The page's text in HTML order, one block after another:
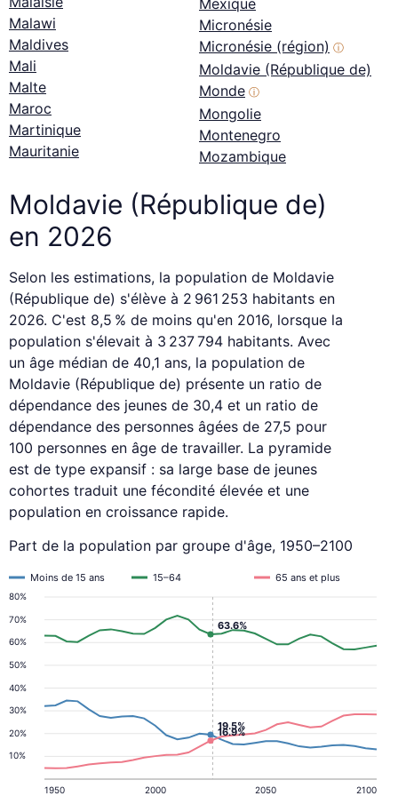
Malawi
Maldives
Mali
Malte
Maroc
Martinique
Mauritanie
Mexique
Micronésie
Micronésie (région) ⓘ
Moldavie (République de)
Monde ⓘ
Mongolie
Montenegro
Mozambique
Moldavie (République de)
en 2026
Selon les estimations, la population de Moldavie
(République de) s'élève à 2 961 253 habitants en
2026. C'est 8,5 % de moins qu'en 2016, lorsque la
population s'élevait à 3 237 794 habitants. Avec
un âge médian de 40,1 ans, la population de
Moldavie (République de) présente un ratio de
dépendance des jeunes de 30,4 et un ratio de
dépendance des personnes âgées de 27,5 pour
100 personnes en âge de travailler. La pyramide
est de type expansif : sa large base de jeunes
cohortes traduit une fécondité élevée et une
population en croissance rapide.
Part de la population par groupe d'âge, 1950–2100
10%
20%
30%
40%
50%
60%
70%
80%
1950 2000 2050 2100
Moins de 15 ans 15–64 65 ans et plus
19.5%
16.9%
63.6%